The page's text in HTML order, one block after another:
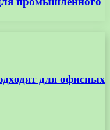
для офисных